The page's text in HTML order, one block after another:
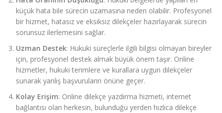
küçük hata bile sürecin uzamasına neden olabilir. Profesyonel
bir hizmet, hatasız ve eksiksiz dilekçeler hazırlayarak sürecin
sorunsuz ilerlemesini sağlar.
Uzman Destek: Hukuki süreçlerle ilgili bilgisi olmayan bireyler
için, profesyonel destek almak büyük önem taşır. Online
hizmetler, hukuki terimlere ve kurallara uygun dilekçeler
sunarak yanlış başvuruların önüne geçer.
Kolay Erişim: Online dilekçe yazdırma hizmeti, internet
bağlantısı olan herkesin, bulunduğu yerden hızlıca dilekçe